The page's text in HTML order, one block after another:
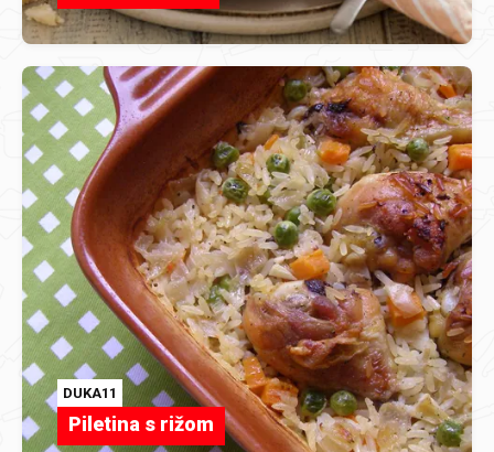
DUKA11
Piletina s rižom